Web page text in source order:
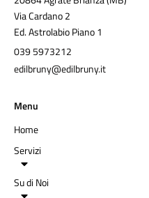
Via Cardano 2
Ed. Astrolabio Piano 1
039 5973212
edilbruny@edilbruny.it
Menu
Home
Servizi
Su di Noi